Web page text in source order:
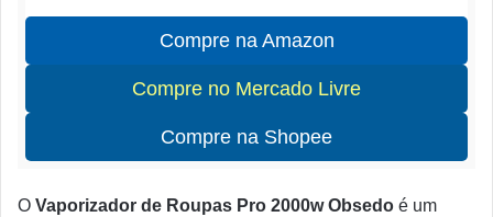
Compre na Amazon
Compre no Mercado Livre
Compre na Shopee
O Vaporizador de Roupas Pro 2000w Obsedo é um